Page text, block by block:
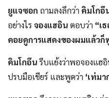
ยูแจซอก ถามลงลึกว่า คิมโกอึ
อย่างไร จองแฮอิน ตอบว่า “เ
คอยดูการแสดงของผมแล้วก็
คิมโกอึนรีบแย้งว่าพอจองแฮอิ
ปรบมือเชียร์ และพูดว่า ‘เท่มา